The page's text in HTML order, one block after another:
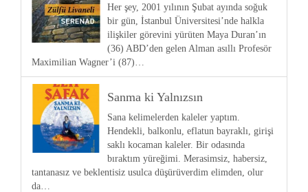
Her şey, 2001 yılının Şubat ayında soğuk
bir gün, İstanbul Üniversitesi’nde halkla
ilişkiler görevini yürüten Maya Duran’ın
(36) ABD’den gelen Alman asıllı Profesör
Maximilian Wagner’i (87)…
Sanma ki Yalnızsın
Sana kelimelerden kaleler yaptım.
Hendekli, balkonlu, eflatun bayraklı, girişi
saklı kocaman kaleler. Bir odasında
bıraktım yüreğimi. Merasimsiz, habersiz,
tantanasız ve beklentisiz usulca düşürüverdim elimden, olur
da…